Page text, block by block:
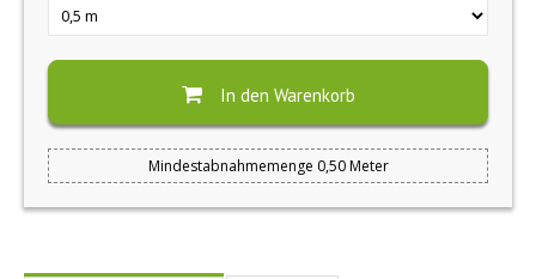
In den Warenkorb
Mindestabnahmemenge 0,50 Meter